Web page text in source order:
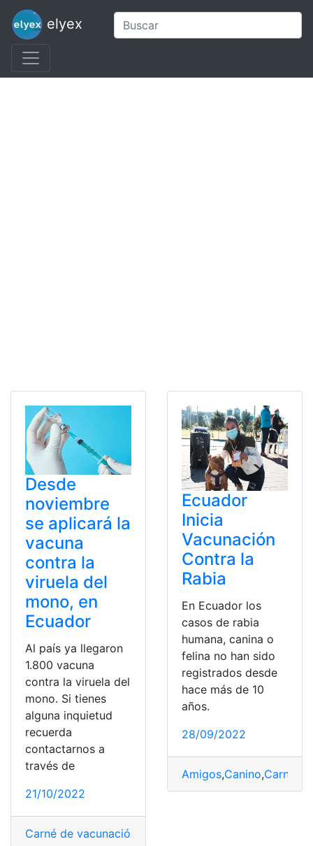
elyex
Desde
noviembre
se aplicará la
vacuna
contra la
viruela del
mono, en
Ecuador
Al país ya llegaron
1.800 vacuna
contra la viruela del
mono. Si tienes
alguna inquietud
recuerda
contactarnos a
través de
21/10/2022
Carné de vacunación
Ecuador
Inicia
Vacunación
Contra la
Rabia
En Ecuador los
casos de rabia
humana, canina o
felina no han sido
registrados desde
hace más de 10
años.
28/09/2022
Amigos,Canino,Carné